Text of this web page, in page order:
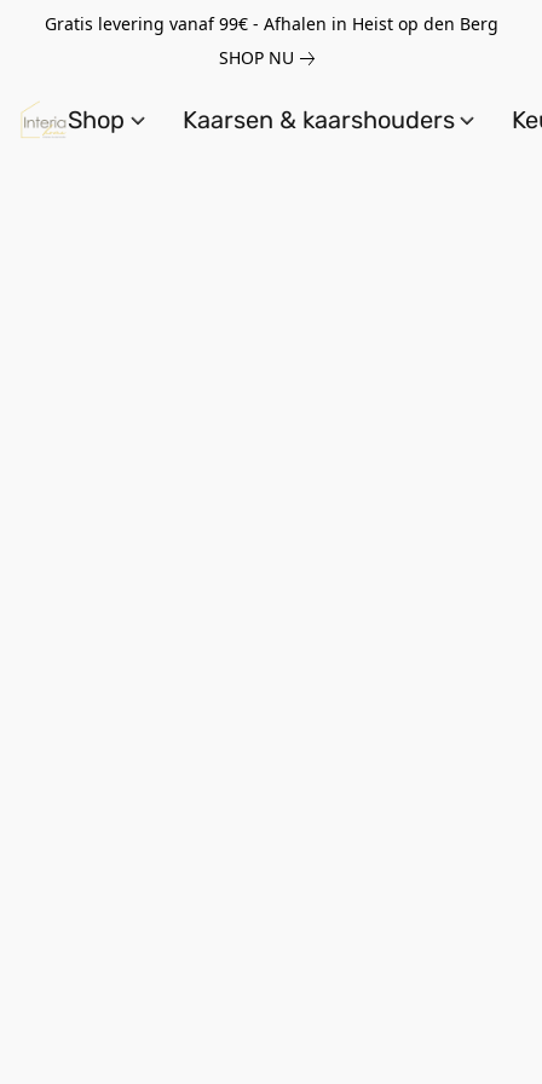
Gratis levering vanaf 99€ - Afhalen in Heist op den Berg
SHOP NU
Shop Kaarsen & kaarshouders